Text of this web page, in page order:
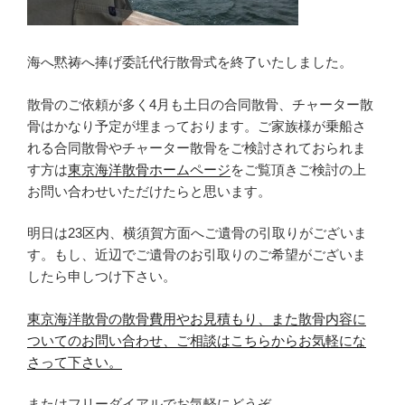
海へ黙祷へ捧げ委託代行散骨式を終了いたしました。
散骨のご依頼が多く4月も土日の合同散骨、チャーター散
骨はかなり予定が埋まっております。ご家族様が乗船さ
れる合同散骨やチャーター散骨をご検討されておられま
す方は東京海洋散骨ホームページをご覧頂きご検討の上
お問い合わせいただけたらと思います。
明日は23区内、横須賀方面へご遺骨の引取りがございま
す。もし、近辺でご遺骨のお引取りのご希望がございま
したら申しつけ下さい。
東京海洋散骨の散骨費用やお見積もり、また散骨内容に
ついてのお問い合わせ、ご相談はこちらからお気軽にな
さって下さい。